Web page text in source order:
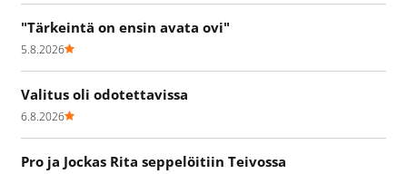
"Tärkeintä on ensin avata ovi"
5.8.2026
Valitus oli odotettavissa
6.8.2026
Pro ja Jockas Rita seppelöitiin Teivossa